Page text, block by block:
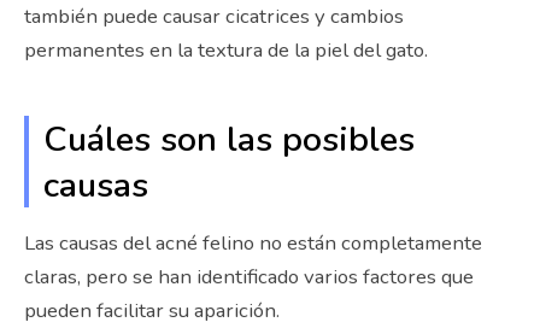
también puede causar cicatrices y cambios
permanentes en la textura de la piel del gato.
Cuáles son las posibles
causas
Las causas del acné felino no están completamente
claras, pero se han identificado varios factores que
pueden facilitar su aparición.